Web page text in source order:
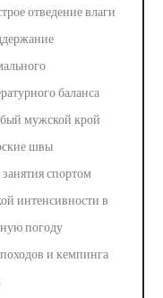
отведение влаги
баланса
мужской крой
швы
спортом
интенсивности в
погоду
и кемпинга